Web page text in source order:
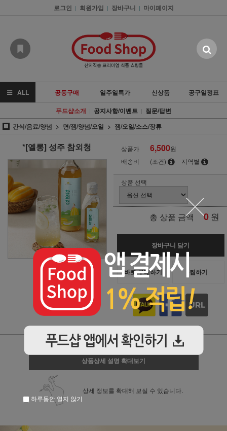
로그인 | 회원가입 | 장바구니 | 마이페이지
ALL 공동구매 일주일특가 신상품
공구일정표
푸드샵소개 | 공지사항/이벤트 | 질문/답변
간식/음료/양념
면/잼/양념/오일 잼/오일/소스/장류
*[옐롱] 성주 참외청 상품가 6,500원
배송비
(조건) 지역별
상품 선택
총 상품 금액 0 원
장바구니 담기
바로 구매하기 찜하기
상품상세 설명 확대보기
상세 정보를 확대해 보실 수 있습니다.
하루동안 열지 않기